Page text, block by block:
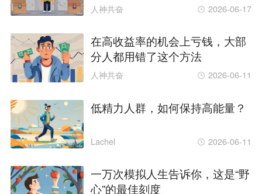
人神共奋 2026-06-17
在高收益率的机会上亏钱，大部
分人都用错了这个方法
人神共奋 2026-06-11
低精力人群，如何保持高能量？
Lachel 2026-06-11
一万次模拟人生告诉你，这是“野
心”的最佳刻度